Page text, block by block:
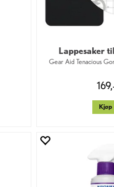
Lappesaker
Gear Aid Tenacious
Kjøp